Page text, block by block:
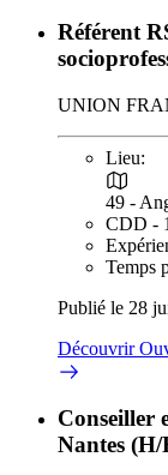
Référent
UNION
Lieu:
49 -
CDD -
Temps
Publié le 28
Découvrir
Conseiller
Nantes (H/